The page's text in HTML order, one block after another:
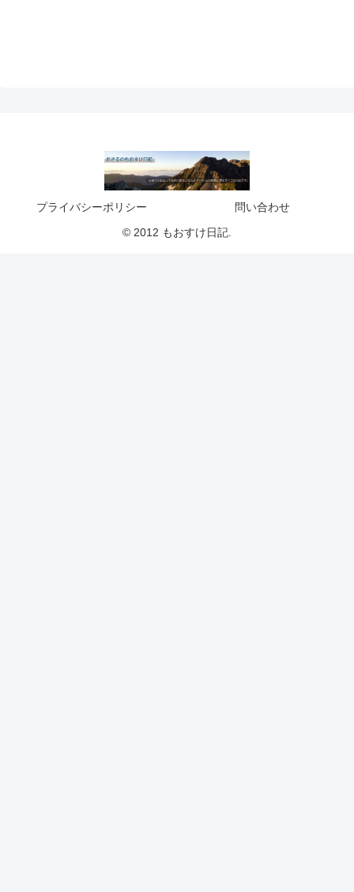
プライバシーポリシー
問い合わせ
© 2012 もおすけ日記.